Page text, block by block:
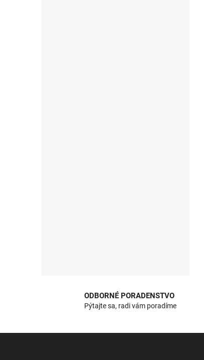
ODBORNÉ PORADENSTVO
Pýtajte sa, radi vám poradíme